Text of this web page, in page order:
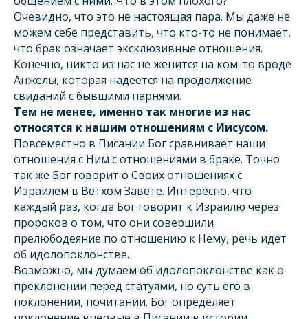
Очевидно, что это не настоящая пара. Мы даже не
можем себе представить, что кто-то не понимает,
что брак означает эксклюзивные отношения.
Конечно, никто из нас не женится на ком-то вроде
Анжелы, которая надеется на продолжение
свиданий с бывшими парнями.
Тем не менее, именно так многие из нас
относятся к нашим отношениям с Иисусом.
Повсеместно в Писании Бог сравнивает наши
отношения с Ним с отношениями в браке. Точно
так же Бог говорит о Своих отношениях с
Израилем в Ветхом Завете. Интересно, что
каждый раз, когда Бог говорит к Израилю через
пророков о том, что они совершили
прелюбодеяние по отношению к Нему, речь идёт
об идолопоклонстве.
Возможно, мы думаем об идолопоклонстве как о
преклонении перед статуями, но суть его в
поклонении, почитании. Бог определяет